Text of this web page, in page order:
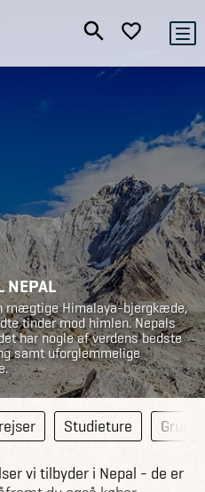
NEPAL
mægtige Himalaya-bjergkæde,
tinder mod himlen. Nepals
har nogle af verdens bedste
samt uforglemmelige
Studieture
vi tilbyder i Nepal - de er